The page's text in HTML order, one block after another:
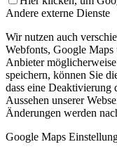
Andere externe Dienste
Wir nutzen auch
Webfonts, Google Maps
Anbieter
speichern, können Sie
dass eine Deaktivierung
Aussehen unserer
Änderungen werden
Google Maps